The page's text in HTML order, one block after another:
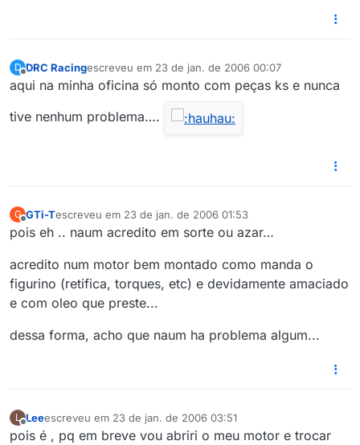
D
Offline
DRC Racingescreveu em 23 de jan. de 2006 00:07
última edição por
aqui na minha oficina só monto com peças ks e nunca
tive nenhum problema….
G
Offline
GTi-Tescreveu em 23 de jan. de 2006 01:53
última edição por
pois eh .. naum acredito em sorte ou azar…
acredito num motor bem montado como manda o
figurino (retifica, torques, etc) e devidamente amaciado
e com oleo que preste...
dessa forma, acho que naum ha problema algum...
L
Offline
Leeescreveu em 23 de jan. de 2006 03:51
última edição por
pois é , pq em breve vou abriri o meu motor e trocar